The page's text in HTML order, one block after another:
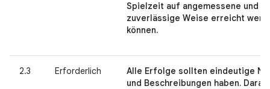
Spielzeit auf angemessene und
zuverlässige Weise erreicht
können.
2.3 Erforderlich
Alle Erfolge sollten eindeutige
und Beschreibungen haben.